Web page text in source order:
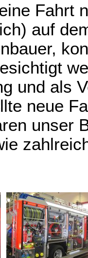
Fahrt
auf
und als
neue
unser